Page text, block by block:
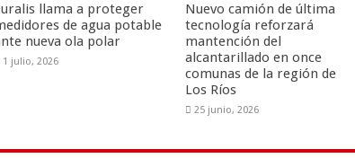
llama a proteger
de agua potable
nueva ola polar
1 julio, 2026
Nuevo camión de última
tecnología reforzará
mantención del
alcantarillado en once
comunas de la región de
Los Ríos
25 junio, 2026